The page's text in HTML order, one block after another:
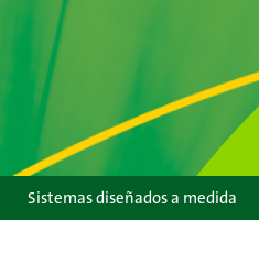
Sistemas diseñados a medida